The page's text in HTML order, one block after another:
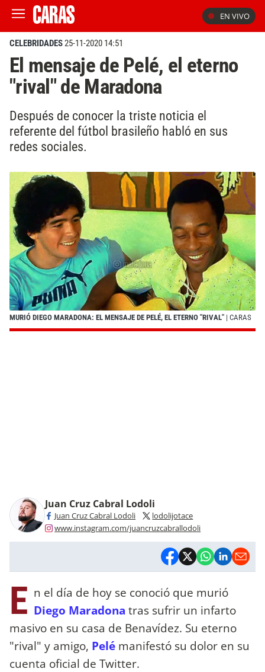
EN VIVO
CELEBRIDADES25-11-2020 14:51
El mensaje de Pelé, el eterno
"rival" de Maradona
Después de conocer la triste noticia el
referente del fútbol brasileño habló en sus
redes sociales.
MURIÓ DIEGO MARADONA: EL MENSAJE DE PELÉ, EL ETERNO "RIVAL" | CARAS
Juan Cruz Cabral Lodoli
Juan Cruz Cabral Lodoli
lodolijotace
www.instagram.com/juancruzcabrallodoli
E n el día de hoy se conoció que murió
Diego Maradona tras sufrir un infarto
masivo en su casa de Benavídez. Su eterno
"rival" y amigo, Pelé manifestó su dolor en su
cuenta oficial de Twitter.